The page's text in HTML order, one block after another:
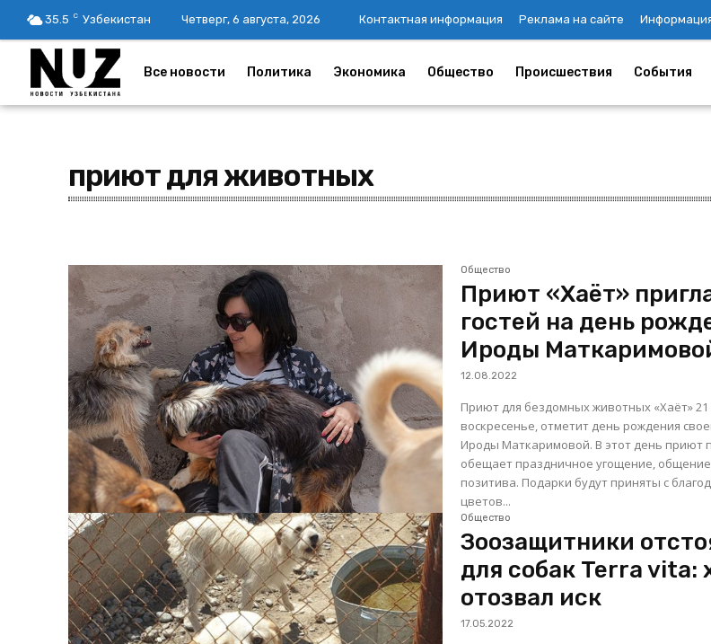
35.5 C Узбекистан Четверг, 6 августа, 2026 Контактная информация Реклама на сайте
Все новости Политика Экономика Общество Происшествия События
приют для животных
Общество
Приют «Хаёт»
гостей на день
Ироды
12.08.2022
Приют для бездомных животных «Хаёт» 21
воскресенье, отметит день рождения
Ироды Маткаримовой. В этот день приют приглашает гостей и
обещает праздничное угощение,
позитива. Подарки будут приняты с
цветов...
Общество
Зоозащитники
для собак Terra vita:
отозвал иск
17.05.2022